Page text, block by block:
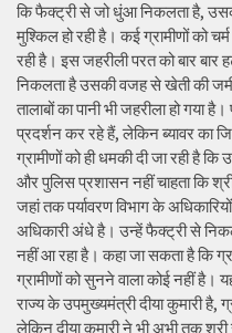
कि फैक्ट्री से जो धुंआ निकलता है,
मुश्किल हो रही है। कई ग्रामीणों को
रही है। इस जहरीली परत को बार बार
निकलता है उसकी वजह से खेती की
तालाबों का पानी भी जहरीला हो गया
प्रदर्शन कर रहे हैं, लेकिन ब्यावर का
ग्रामीणों को ही धमकी दी जा रही है
और पुलिस प्रशासन नहीं चाहता कि
जहां तक पर्यावरण विभाग के
अधिकारी अंधे है। उन्हें फैक्ट्री से
नहीं आ रहा है। कहा जा सकता है कि
ग्रामीणों को सुनने वाला कोई नहीं है।
राज्य के उपमुख्यमंत्री दीया कुमारी है,
लेकिन दीया कुमारी ने भी अभी तक